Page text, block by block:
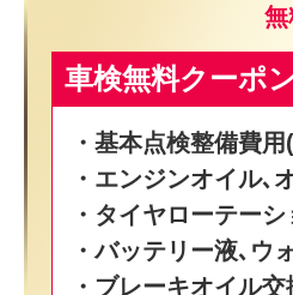
無
車検無料クーポ
・基本点検整備費
・エンジンオイル､
・タイヤローテーシ
・バッテリー液､ウ
・ブレーキオイル交